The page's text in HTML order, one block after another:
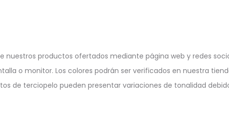
de nuestros productos ofertados mediante página web y redes
o monitor. Los colores podrán ser verificados en nuestra
de terciopelo pueden presentar variaciones de tonalidad